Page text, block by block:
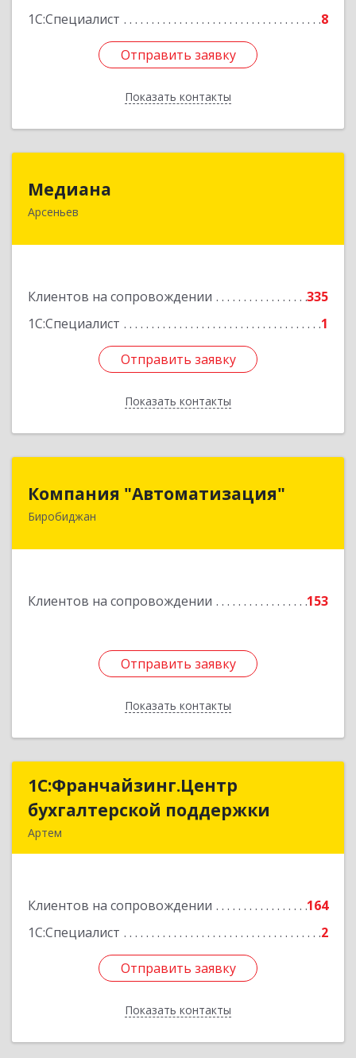
1С:Специалист
8
Отправить заявку
Показать контакты
Отправить заявку
Назад
Медиана
Арсеньев
Клиентов на сопровождении
335
1С:Специалист
1
Отправить заявку
Показать контакты
Отправить заявку
Назад
Компания "Автоматизация"
Биробиджан
Клиентов на сопровождении 153
Отправить заявку
Показать контакты
679016, Еврейская Аобл, Биробиджан г,
Отправить заявку
Назад
1С:Франчайзинг.Центр
бухгалтерской поддержки
Артем
Клиентов на сопровождении
164
1С:Специалист
2
Отправить заявку
Показать контакты
1С:Франчайзинг.Центр
бухгалтерской поддержки
Подробнее
Отправить заявку
Назад